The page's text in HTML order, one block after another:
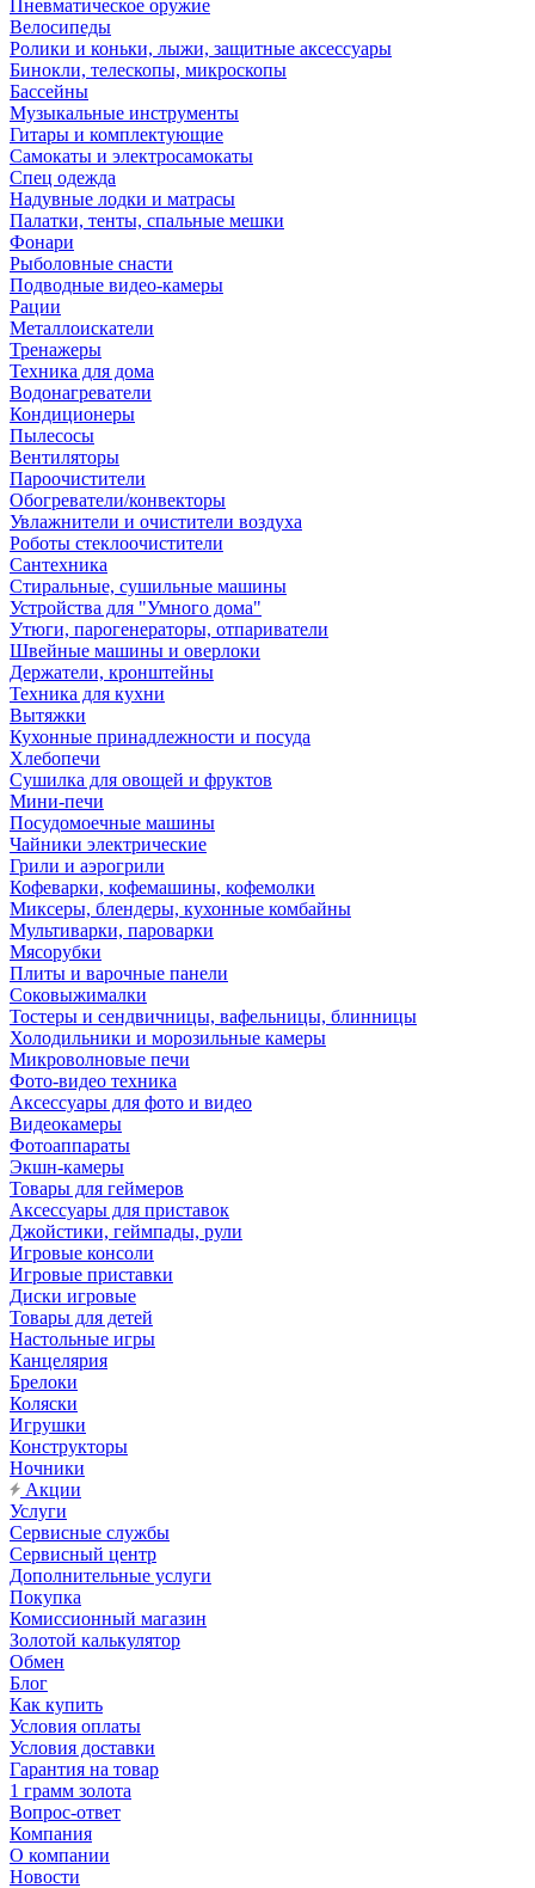
Пневматическое оружие
Велосипеды
Ролики и коньки, лыжи, защитные аксессуары
Бинокли, телескопы, микроскопы
Бассейны
Музыкальные инструменты
Гитары и комплектующие
Самокаты и электросамокаты
Спец одежда
Надувные лодки и матрасы
Палатки, тенты, спальные мешки
Фонари
Рыболовные снасти
Подводные видео-камеры
Рации
Металлоискатели
Тренажеры
Техника для дома
Водонагреватели
Кондиционеры
Пылесосы
Вентиляторы
Пароочистители
Обогреватели/конвекторы
Увлажнители и очистители воздуха
Роботы стеклоочистители
Сантехника
Стиральные, сушильные машины
Устройства для "Умного дома"
Утюги, парогенераторы, отпариватели
Швейные машины и оверлоки
Держатели, кронштейны
Техника для кухни
Вытяжки
Кухонные принадлежности и посуда
Хлебопечи
Сушилка для овощей и фруктов
Мини-печи
Посудомоечные машины
Чайники электрические
Грили и аэрогрили
Кофеварки, кофемашины, кофемолки
Миксеры, блендеры, кухонные комбайны
Мультиварки, пароварки
Мясорубки
Плиты и варочные панели
Соковыжималки
Тостеры и сендвичницы, вафельницы, блинницы
Холодильники и морозильные камеры
Микроволновые печи
Фото-видео техника
Аксессуары для фото и видео
Видеокамеры
Фотоаппараты
Экшн-камеры
Товары для геймеров
Аксессуары для приставок
Джойстики, геймпады, рули
Игровые консоли
Игровые приставки
Диски игровые
Товары для детей
Настольные игры
Канцелярия
Брелоки
Коляски
Игрушки
Конструкторы
Ночники
Акции
Услуги
Сервисные службы
Сервисный центр
Дополнительные услуги
Покупка
Комиссионный магазин
Золотой калькулятор
Обмен
Блог
Как купить
Условия оплаты
Условия доставки
Гарантия на товар
1 грамм золота
Вопрос-ответ
Компания
О компании
Новости